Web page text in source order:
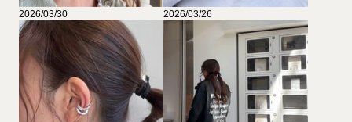
2026/03/30 2026/03/26